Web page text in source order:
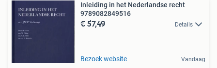
Inleiding in het Nederlandse recht
9789082849516
€ 57,49 Details
Bezoek website Vandaag